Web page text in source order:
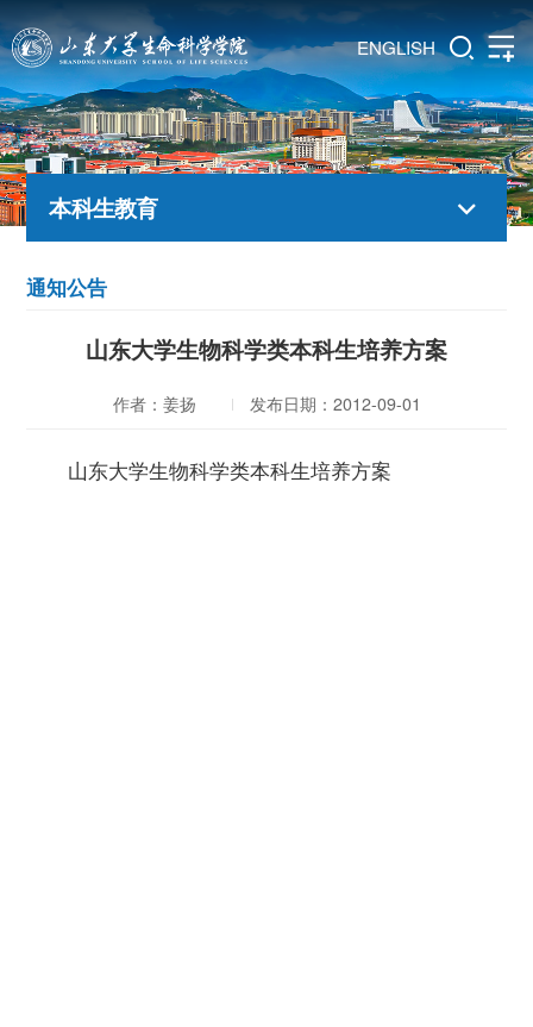
ENGLISH
本科生教育
通知公告
山东大学生物科学类本科生培养方案
作者：姜扬 发布日期：2012-09-01
山东大学生物科学类本科生培养方案